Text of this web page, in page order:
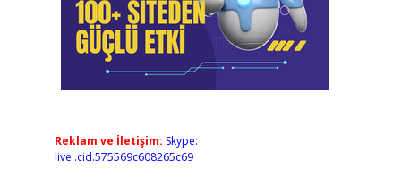
Reklam ve İletişim: Skype:
live:.cid.575569c608265c69